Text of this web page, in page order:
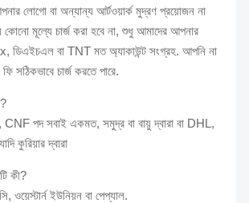
লোগো বা অন্যান্য আর্টওয়ার্ক মুদ্রণ প্রয়োজন না
কোনো মূল্যে চার্জ করা হবে না, শুধু আমাদের আপনার
ডিএইচএল বা TNT মত অ্যাকাউন্ট সংগ্রহ. আপনি না
সঠিকভাবে চার্জ করতে পারে.
পদ সবাই একমত, সমুদ্র বা বায়ু দ্বারা বা DHL,
কুরিয়ার দ্বারা
কী?
ইউনিয়ন বা পেপ্যাল.